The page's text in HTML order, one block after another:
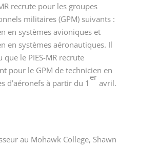
recrute pour les groupes
militaires (GPM)suivants :
en systèmes avioniques et
en systèmes aéronautiques. Il
que le PIES-MR recrute
pour le GPM de technicien en
d’aéronefs à partir du 1
er
avril.
au Mohawk College, Shawn